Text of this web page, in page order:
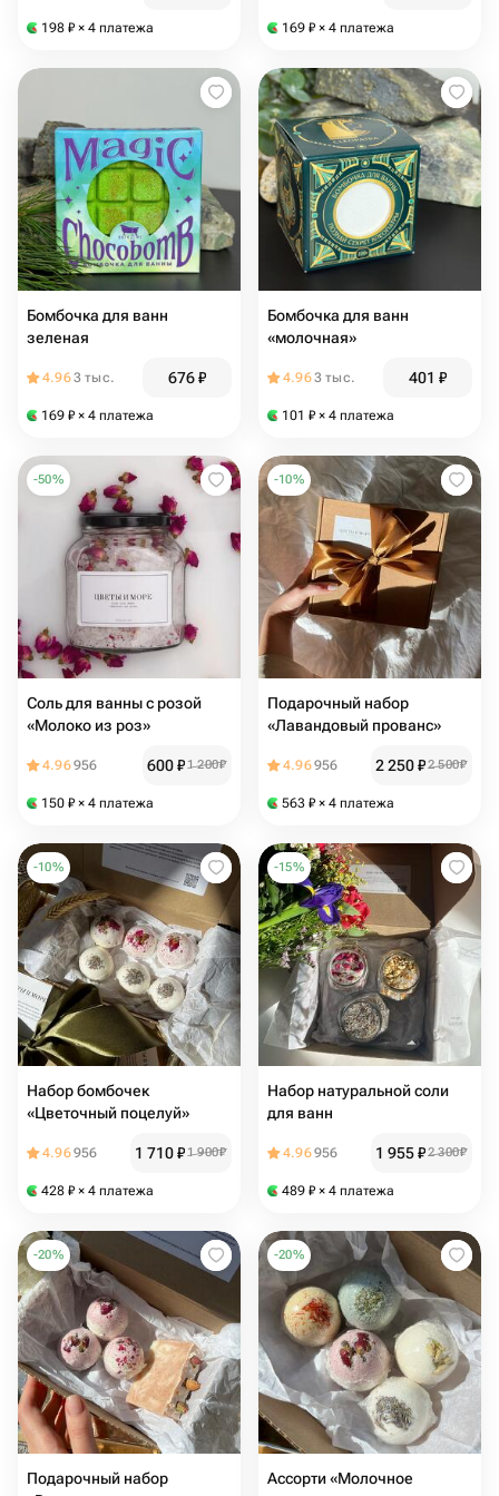
198 ₽ × 4 платежа 169 ₽ × 4 платежа
Бомбочка для ванн
зеленая
4.963 тыс. 676₽
169 ₽ × 4 платежа
Бомбочка для ванн
«молочная»
4.963 тыс. 401 ₽
101 ₽ × 4 платежа
-50%
Соль для ванны с розой
«Молоко из роз»
4.96956 600₽1 200₽
150 ₽ × 4 платежа
-10%
Подарочный набор
«Лавандовый прованс»
4.96956 2 250₽2 500₽
563 ₽ × 4 платежа
-10%
Набор бомбочек
«Цветочный поцелуй»
4.96956 1 710₽1 900₽
428 ₽ × 4 платежа
-15%
Набор натуральной соли
для ванн
4.96956 1 955₽2 300₽
489 ₽ × 4 платежа
-20%
Подарочный набор
-20%
Ассорти «Молочное